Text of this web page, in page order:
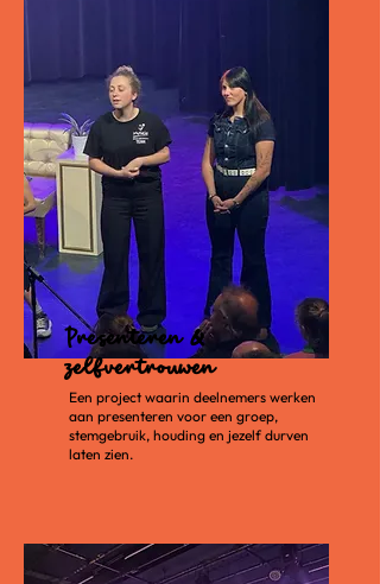
Presenteren &
zelfvertrouwen
Een project waarin deelnemers werken
aan presenteren voor een groep,
stemgebruik, houding en jezelf durven
laten zien.